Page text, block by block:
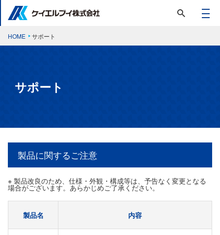
HOME サポート
サポート
製品に関するご注意
※ 製品改良のため、仕様・外観・構成等は、予告なく変更となる
場合がございます。あらかじめご了承ください。
製品名 内容